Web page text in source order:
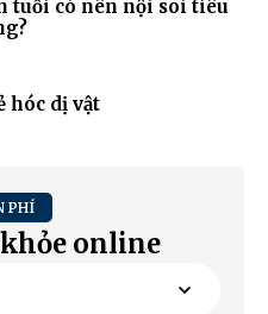
tuổi có nên nội soi tiêu
hóc dị vật
PHÍ
online